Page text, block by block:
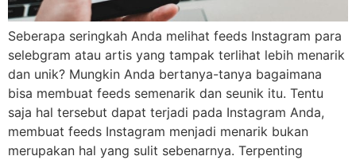
Seberapa seringkah Anda melihat feeds Instagram para
selebgram atau artis yang tampak terlihat lebih menarik
dan unik? Mungkin Anda bertanya-tanya bagaimana
bisa membuat feeds semenarik dan seunik itu. Tentu
saja hal tersebut dapat terjadi pada Instagram Anda,
membuat feeds Instagram menjadi menarik bukan
merupakan hal yang sulit sebenarnya. Terpenting